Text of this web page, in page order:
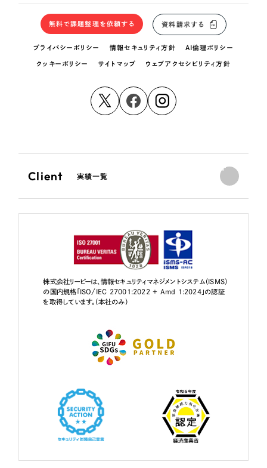
無料で課題整理を依頼する 資料請求する
プライバシーポリシー 情報セキュリティ方針 AI倫理ポリシー
クッキーポリシー サイトマップ ウェブアクセシビリティ方針
Client 実績一覧
株式会社リーピーは、情報セキュリティマネジメントシステム（ISMS）
の国内規格「ISO/IEC 27001:2022 + Amd 1:2024」の認証
を取得しています。（本社のみ）